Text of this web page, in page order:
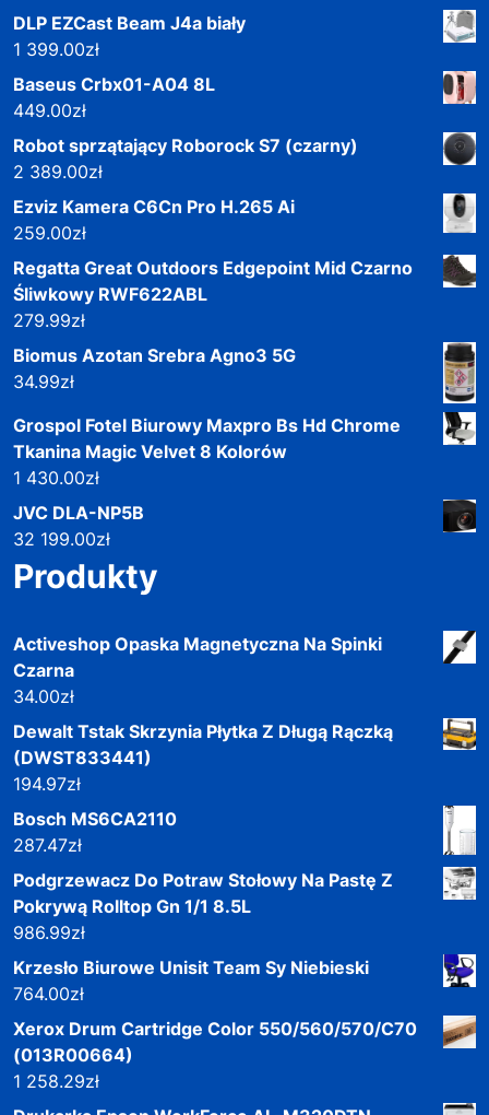
DLP EZCast Beam J4a biały
1 399.00zł
Baseus Crbx01-A04 8L
449.00zł
Robot sprzątający Roborock S7 (czarny)
2 389.00zł
Ezviz Kamera C6Cn Pro H.265 Ai
259.00zł
Regatta Great Outdoors Edgepoint Mid Czarno
Śliwkowy RWF622ABL
279.99zł
Biomus Azotan Srebra Agno3 5G
34.99zł
Grospol Fotel Biurowy Maxpro Bs Hd Chrome
Tkanina Magic Velvet 8 Kolorów
1 430.00zł
JVC DLA-NP5B
32 199.00zł
Produkty
Activeshop Opaska Magnetyczna Na Spinki
Czarna
34.00zł
Dewalt Tstak Skrzynia Płytka Z Długą Rączką
(DWST833441)
194.97zł
Bosch MS6CA2110
287.47zł
Podgrzewacz Do Potraw Stołowy Na Pastę Z
Pokrywą Rolltop Gn 1/1 8.5L
986.99zł
Krzesło Biurowe Unisit Team Sy Niebieski
764.00zł
Xerox Drum Cartridge Color 550/560/570/C70
(013R00664)
1 258.29zł